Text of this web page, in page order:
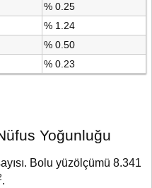
% 0.25
% 1.24
% 0.50
% 0.23
Yoğunluğu
Bolu yüzölçümü 8.341
.